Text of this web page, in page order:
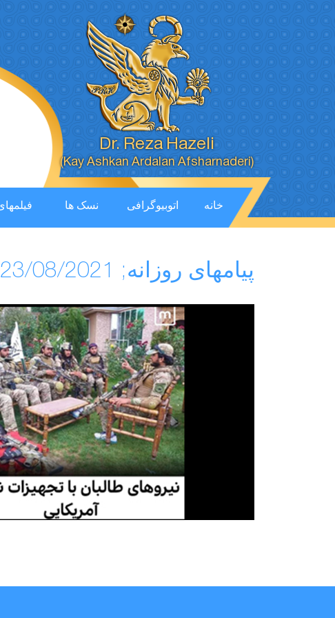
Dr. Reza Hazeli
(Kay Ashkan Ardalan Afsharnaderi)
خانه اتوبیوگرافی نسک ها
پیامهای روزانه; 23/08/2021